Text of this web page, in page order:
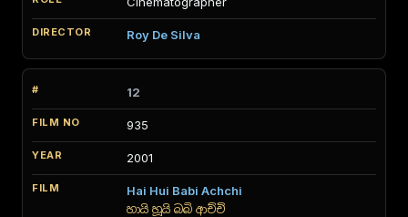
Roy De Silva
12
935
2001
Hai Hui Babi Achchi
හායි හූයි බබි ආච්චි